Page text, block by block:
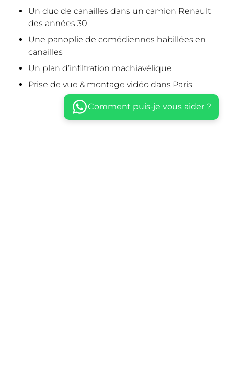
Comment puis-je vous aider ?
Un duo de canailles dans un camion Renault
des années 30
Une panoplie de comédiennes habillées en
canailles
Un plan d’infiltration machiavélique
Prise de vue & montage vidéo dans Paris